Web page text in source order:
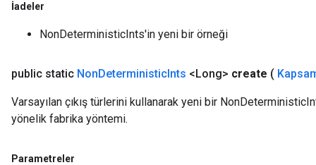
İadeler
NonDeterministicInts'in yeni bir örneği
public static NonDeterministicInts <Long> create (
Varsayılan çıkış türlerini kullanarak yeni bir
yönelik fabrika yöntemi.
Parametreler